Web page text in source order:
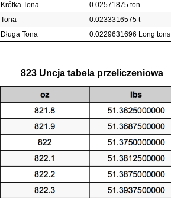
Krótka Tona
0.02571875 ton
Tona
0.0233316575 t
Długa Tona
0.0229631696 Long tons
823 Uncja tabela przeliczeniowa